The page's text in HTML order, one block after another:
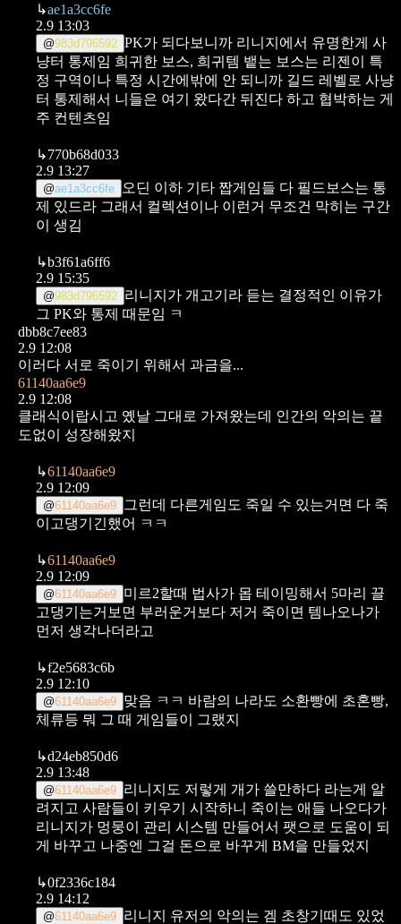
↳ae1a3cc6fe
2.9 13:03
@983d796592 PK가 되다보니까 리니지에서 유명한게 사
냥터 통제임 희귀한 보스, 희귀템 뱉는 보스는 리젠이 특
정 구역이나 특정 시간에밖에 안 되니까 길드 레벨로 사냥
터 통제해서 니들은 여기 왔다간 뒤진다 하고 협박하는 게
주 컨텐츠임
↳770b68d033
2.9 13:27
@ae1a3cc6fe
오딘 이하 기타 짭게임들 다 필드보스는 통
제 있드라 그래서 컬렉션이나 이런거 무조건 막히는 구간
이 생김
↳b3f61a6ff6
2.9 15:35
@983d796592 리니지가 개고기라 듣는 결정적인 이유가
그 PK와 통제 때문임 ㅋ
dbb8c7ee83
2.9 12:08
이러다 서로 죽이기 위해서 과금을...
61140aa6e9
2.9 12:08
클래식이랍시고 옜날 그대로 가져왔는데 인간의 악의는 끝
도없이 성장해왔지
↳61140aa6e9
2.9 12:09
@61140aa6e9
그런데 다른게임도 죽일 수 있는거면 다 죽
이고댕기긴했어 ㅋㅋ
↳61140aa6e9
2.9 12:09
@61140aa6e9 미르2할때 법사가 몹 테이밍해서 5마리 끌
고댕기는거보면 부러운거보다 저거 죽이면 템나오나가
먼저 생각나더라고
↳f2e5683c6b
2.9 12:10
@61140aa6e9 맞음 ㅋㅋ 바람의 나라도 소환빵에 초혼빵,
체류등 뭐 그 때 게임들이 그랬지
↳d24eb850d6
2.9 13:48
@61140aa6e9 리니지도 저렇게 개가 쓸만하다 라는게 알
려지고 사람들이 키우기 시작하니 죽이는 애들 나오다가
리니지가 멍뭉이 관리 시스템 만들어서 팻으로 도움이 되
게 바꾸고 나중엔 그걸 돈으로 바꾸게 BM을 만들었지
↳0f2336c184
2.9 14:12
@61140aa6e9 리니지 유저의 악의는 겜 초창기때도 있었